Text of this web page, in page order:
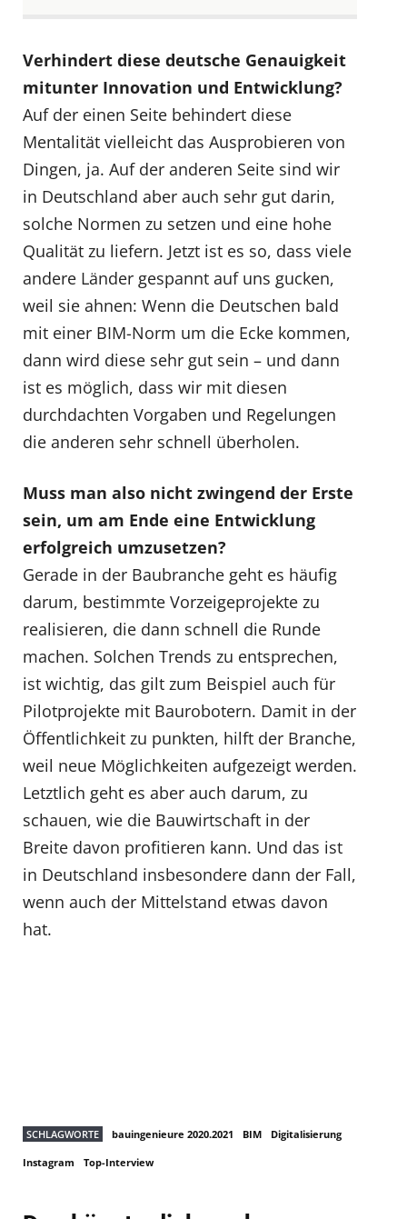
Verhindert diese deutsche Genauigkeit
mitunter Innovation und Entwicklung?
Auf der einen Seite behindert diese
Mentalität vielleicht das Ausprobieren von
Dingen, ja. Auf der anderen Seite sind wir
in Deutschland aber auch sehr gut darin,
solche Normen zu setzen und eine hohe
Qualität zu liefern. Jetzt ist es so, dass viele
andere Länder gespannt auf uns gucken,
weil sie ahnen: Wenn die Deutschen bald
mit einer BIM-Norm um die Ecke kommen,
dann wird diese sehr gut sein – und dann
ist es möglich, dass wir mit diesen
durchdachten Vorgaben und Regelungen
die anderen sehr schnell überholen.
Muss man also nicht zwingend der Erste
sein, um am Ende eine Entwicklung
erfolgreich umzusetzen?
Gerade in der Baubranche geht es häufig
darum, bestimmte Vorzeigeprojekte zu
realisieren, die dann schnell die Runde
machen. Solchen Trends zu entsprechen,
ist wichtig, das gilt zum Beispiel auch für
Pilotprojekte mit Baurobotern. Damit in der
Öffentlichkeit zu punkten, hilft der Branche,
weil neue Möglichkeiten aufgezeigt werden.
Letztlich geht es aber auch darum, zu
schauen, wie die Bauwirtschaft in der
Breite davon profitieren kann. Und das ist
in Deutschland insbesondere dann der Fall,
wenn auch der Mittelstand etwas davon
hat.
SCHLAGWORTE bauingenieure 2020.2021 BIM Digitalisierung
Instagram Top-Interview